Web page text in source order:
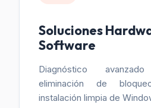
Soluciones
Software
Diagnóstico
eliminación de
instalación limpia de